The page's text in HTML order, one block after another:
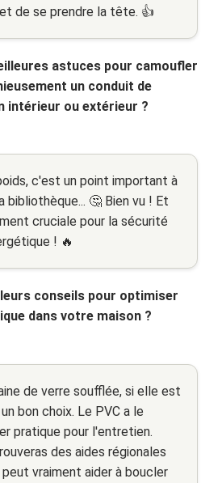
de se prendre la tête. 👍
astuces pour camoufler
un conduit de
intérieur ou extérieur ?
c'est un point important à
bibliothèque... 🤔 Bien vu ! Et
cruciale pour la sécurité
! 🔥
conseils pour optimiser
dans votre maison ?
de verre soufflée, si elle est
bon choix. Le PVC a le
pratique pour l'entretien.
des aides régionales
vraiment aider à boucler